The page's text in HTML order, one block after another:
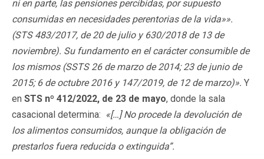
ni en parte, las pensiones percibidas, por supuesto
consumidas en necesidades perentorias de la vida»».
(STS 483/2017, de 20 de julio y 630/2018 de 13 de
noviembre). Su fundamento en el carácter consumible de
los mismos (SSTS 26 de marzo de 2014; 23 de junio de
2015; 6 de octubre 2016 y 147/2019, de 12 de marzo)». Y
en STS nº 412/2022, de 23 de mayo, donde la sala
casacional determina: «[…] No procede la devolución de
los alimentos consumidos, aunque la obligación de
prestarlos fuera reducida o extinguida”.